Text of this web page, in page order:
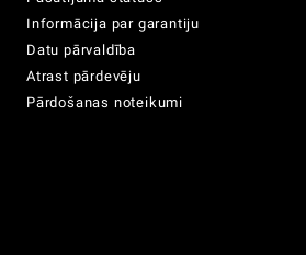
Informācija par garantiju
Datu pārvaldība
Atrast pārdevēju
Pārdošanas noteikumi